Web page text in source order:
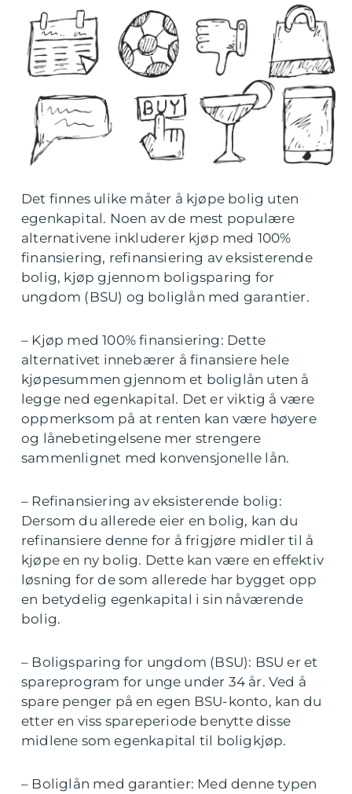
Det finnes ulike måter å kjøpe bolig uten
egenkapital. Noen av de mest populære
alternativene inkluderer kjøp med 100%
finansiering, refinansiering av eksisterende
bolig, kjøp gjennom boligsparing for
ungdom (BSU) og boliglån med garantier.
– Kjøp med 100% finansiering: Dette
alternativet innebærer å finansiere hele
kjøpesummen gjennom et boliglån uten å
legge ned egenkapital. Det er viktig å være
oppmerksom på at renten kan være høyere
og lånebetingelsene mer strengere
sammenlignet med konvensjonelle lån.
– Refinansiering av eksisterende bolig:
Dersom du allerede eier en bolig, kan du
refinansiere denne for å frigjøre midler til å
kjøpe en ny bolig. Dette kan være en effektiv
løsning for de som allerede har bygget opp
en betydelig egenkapital i sin nåværende
bolig.
– Boligsparing for ungdom (BSU): BSU er et
spareprogram for unge under 34 år. Ved å
spare penger på en egen BSU-konto, kan du
etter en viss spareperiode benytte disse
midlene som egenkapital til boligkjøp.
– Boliglån med garantier: Med denne typen